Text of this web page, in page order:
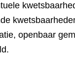
openbaar